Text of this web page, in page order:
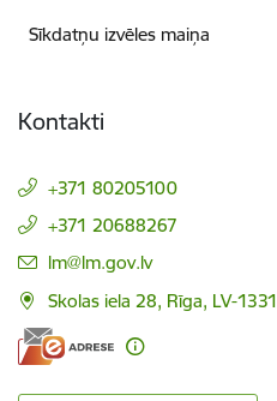
Sīkdatņu izvēles maiņa
Kontakti
+371 80205100
+371 20688267
E-pasts:
lm@lm.gov.lv
Skolas iela 28, Rīga, LV-1331